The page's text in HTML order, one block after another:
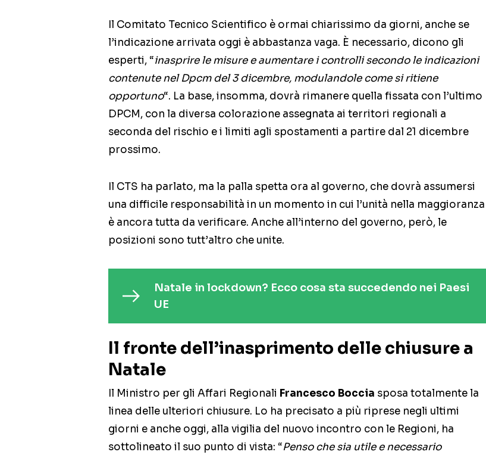
Il Comitato Tecnico Scientifico è ormai chiarissimo da giorni, anche se
l’indicazione arrivata oggi è abbastanza vaga. È necessario, dicono gli
esperti, “inasprire le misure e aumentare i controlli secondo le indicazioni
contenute nel Dpcm del 3 dicembre, modulandole come si ritiene
opportuno“. La base, insomma, dovrà rimanere quella fissata con l’ultimo
DPCM, con la diversa colorazione assegnata ai territori regionali a
seconda del rischio e i limiti agli spostamenti a partire dal 21 dicembre
prossimo.
Il CTS ha parlato, ma la palla spetta ora al governo, che dovrà assumersi
una difficile responsabilità in un momento in cui l’unità nella maggioranza
è ancora tutta da verificare. Anche all’interno del governo, però, le
posizioni sono tutt’altro che unite.
Natale in lockdown? Ecco cosa sta succedendo nei Paesi
UE
Il fronte dell’inasprimento delle chiusure a
Natale
Il Ministro per gli Affari Regionali Francesco Boccia sposa totalmente la
linea delle ulteriori chiusure. Lo ha precisato a più riprese negli ultimi
giorni e anche oggi, alla vigilia del nuovo incontro con le Regioni, ha
sottolineato il suo punto di vista: “Penso che sia utile e necessario